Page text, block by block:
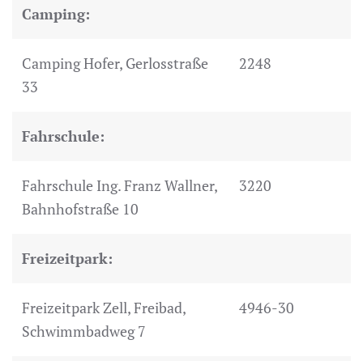
Camping:
Camping Hofer, Gerlosstraße
33
2248
Fahrschule:
Fahrschule Ing. Franz Wallner,
Bahnhofstraße 10
3220
Freizeitpark:
Freizeitpark Zell, Freibad,
Schwimmbadweg 7
4946-30